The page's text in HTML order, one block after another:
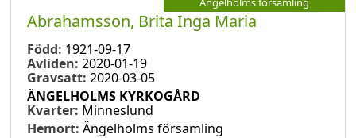
Abrahamsson, Brita Inga Maria
Född: 1921-09-17
Avliden: 2020-01-19
Gravsatt: 2020-03-05
ÄNGELHOLMS KYRKOGÅRD
Kvarter: Minneslund
Hemort: Ängelholms församling